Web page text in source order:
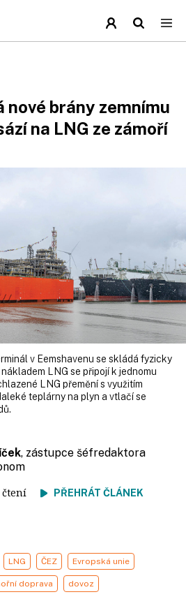
nové brány zemnímu
na LNG ze zámoří
v Eemshavenu se skládá fyzicky
LNG se připojí k jednomu
LNG přemění s využitím
teplárny na plyn a vtlačí se
, zástupce šéfredaktora
čtení PŘEHRÁT ČLÁNEK
LNG ČEZ Evropská unie
doprava dovoz